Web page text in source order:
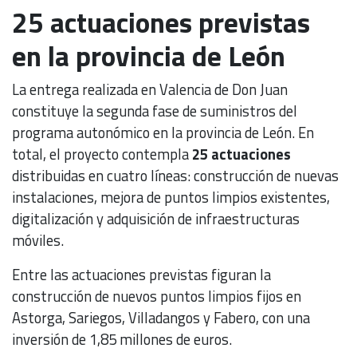
25 actuaciones previstas
en la provincia de León
La entrega realizada en Valencia de Don Juan
constituye la segunda fase de suministros del
programa autonómico en la provincia de León. En
total, el proyecto contempla25 actuaciones
distribuidas en cuatro líneas: construcción de nuevas
instalaciones, mejora de puntos limpios existentes,
digitalización y adquisición de infraestructuras
móviles.
Entre las actuaciones previstas figuran la
construcción de nuevos puntos limpios fijos en
Astorga, Sariegos, Villadangos y Fabero, con una
inversión de 1,85 millones de euros.